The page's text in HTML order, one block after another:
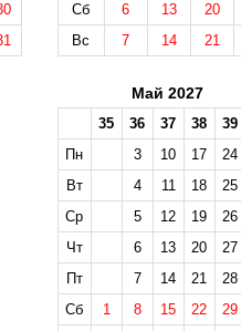
Сб
6 13
20
Вс
7 14 21
Май 2027
35 36 37 38
39
Пн
3 10 17
24
Вт
4 11 18
25
Ср
5 12 19
26
Чт
6 13 20
27
Пт
7 14 21
28
Сб
1 8 15 22
29